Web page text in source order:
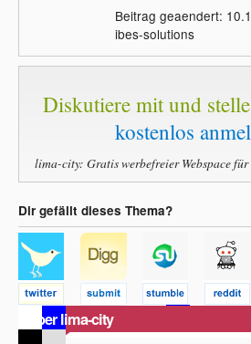
Beitrag geaendert:
ibes-solutions
Diskutiere mit und
kostenlos
lima-city: Gratis werbefreier Webspace für
Dir gefällt dieses Thema?
Über lima-city